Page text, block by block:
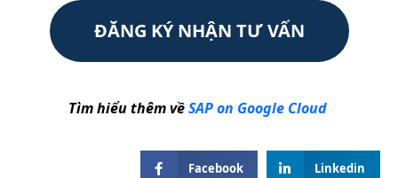
ĐĂNG KÝ NHẬN TƯ VẤN
Tìm hiểu thêm vềSAP on Google Cloud
Facebook Linkedin